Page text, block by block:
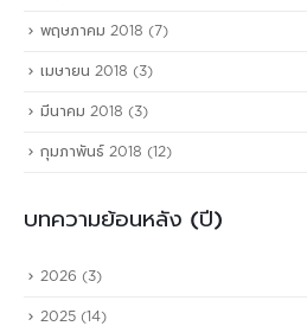
พฤษภาคม 2018 (7)
เมษายน 2018 (3)
มีนาคม 2018 (3)
กุมภาพันธ์ 2018 (12)
บทความย้อนหลัง (ปี)
2026 (3)
2025 (14)